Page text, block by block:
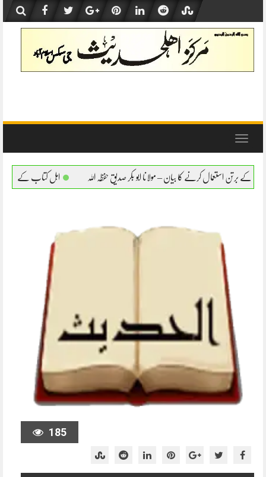
content
Toggle
– مولانا ابو بکر صدیق حفظہ اللہ اہل کتاب کے برتن استعمال کرنے کا بیان – مولانا
185